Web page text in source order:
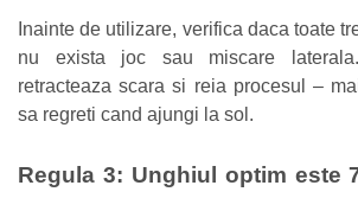
Inainte de utilizare, verifica daca toate
nu exista joc sau miscare
retracteaza scara si reia procesul –
sa regreti cand ajungi la sol.
Regula 3: Unghiul optim este